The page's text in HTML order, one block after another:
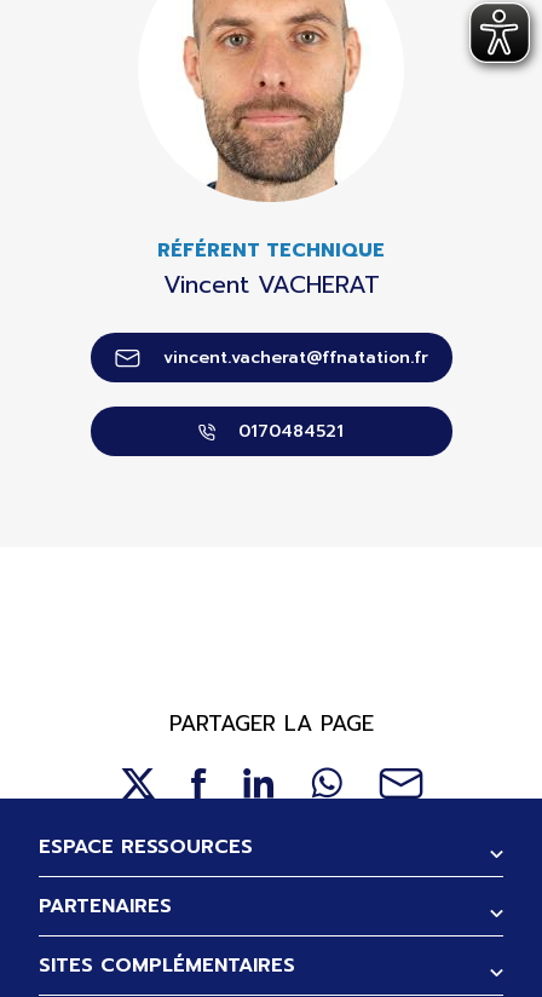
RÉFÉRENT TECHNIQUE
Vincent VACHERAT
vincent.vacherat@ffnatation.fr
0170484521
PARTAGER LA PAGE
Pied de page
ESPACE RESSOURCES
PARTENAIRES
SITES COMPLÉMENTAIRES